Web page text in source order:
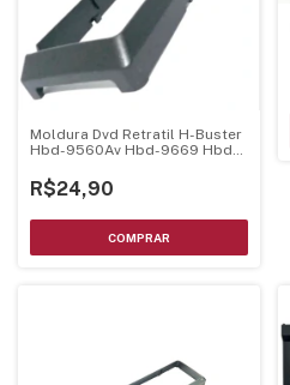
Moldura Dvd Retratil H-Buster
Hbd-9560Av Hbd-9669 Hbd-
R$24,90